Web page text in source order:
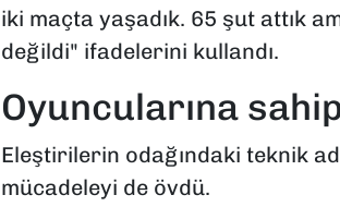
iki maçta yaşadık. 65 şut attık
değildi" ifadelerini kullandı.
Oyuncularına sahip
Eleştirilerin odağındaki teknik
mücadeleyi de övdü.